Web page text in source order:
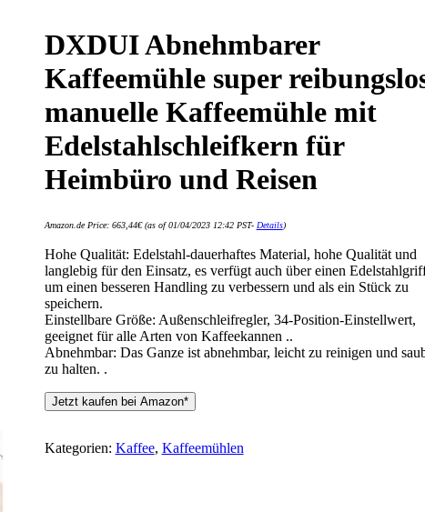
DXDUI Abnehmbarer
Kaffeemühle super
manuelle Kaffeemühle mit
Edelstahlschleifkern für
Heimbüro und Reisen
Amazon.de Price: 663,44€(as of 01/04/2023 12:42 PST- Details)
Hohe Qualität: Edelstahl-dauerhaftes Material, hohe Qualität und
langlebig für den Einsatz, es verfügt auch über einen
um einen besseren Handling zu verbessern und als ein Stück zu
speichern.
Einstellbare Größe: Außenschleifregler, 34-Position-Einstellwert,
geeignet für alle Arten von Kaffeekannen ..
Abnehmbar: Das Ganze ist abnehmbar, leicht zu reinigen und
zu halten. .
Jetzt kaufen bei Amazon*
Kategorien: Kaffee, Kaffeemühlen